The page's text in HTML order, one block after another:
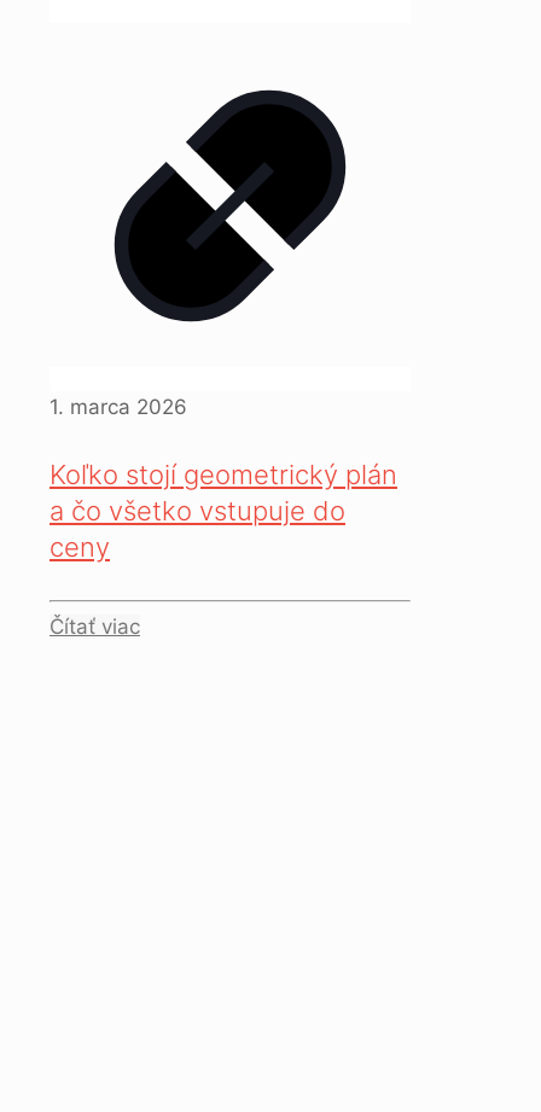
1. marca 2026
Koľko stojí geometrický plán
a čo všetko vstupuje do
ceny
Čítať viac